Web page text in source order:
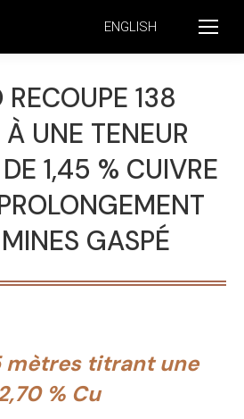
ENGLISH
RECOUPE 138
À UNE TENEUR
1,45 % CUIVRE
GASPÉ
mètres titrant une
% Cu